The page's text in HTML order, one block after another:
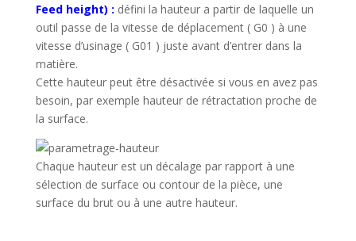
Feed height) : défini la hauteur a partir de laquelle un
outil passe de la vitesse de déplacement ( G0 ) à une
vitesse d’usinage ( G01 ) juste avant d’entrer dans la
matière.
Cette hauteur peut être désactivée si vous en avez pas
besoin, par exemple hauteur de rétractation proche de
la surface.
Chaque hauteur est un décalage par rapport à une
sélection de surface ou contour de la pièce, une
surface du brut ou à une autre hauteur.